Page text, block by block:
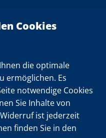
die optimale
ermöglichen. Es
notwendige Cookies
Sie Inhalte von
ist jederzeit
finden Sie in den